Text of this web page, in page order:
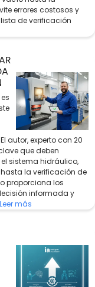
errores costosos y
de verificación
autor, experto con 20
que deben
sistema hidráulico,
la verificación de
proporciona los
informada y
Leer más